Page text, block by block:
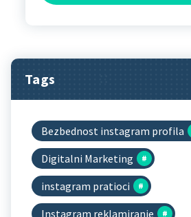
Tags
Bezbednost instagram profila
Digitalni Marketing
instagram pratioci
Instagram reklamiranje